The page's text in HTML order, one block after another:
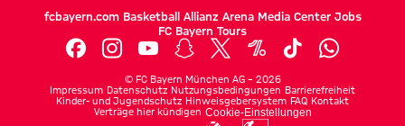
fcbayern.com Basketball Allianz Arena Media Center Jobs
FC Bayern Tours
© FC Bayern München AG – 2026
Impressum Datenschutz Nutzungsbedingungen Barrierefreiheit
Kinder- und Jugendschutz Hinweisgebersystem FAQ Kontakt
Verträge hier kündigen Cookie-Einstellungen